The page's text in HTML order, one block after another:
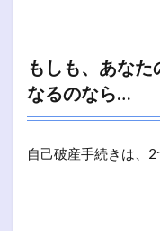
もしも、あな
なるのなら…
自己破産手続きは、2